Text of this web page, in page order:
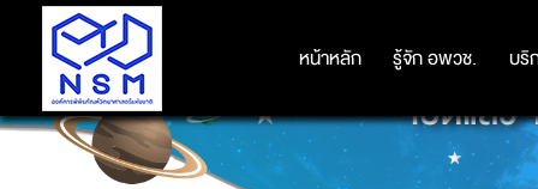
หน้าหลัก รู้จัก อพวช. บริ
หน้าหลัก รู้จัก อพวช. บริ
เปิดแล้ว